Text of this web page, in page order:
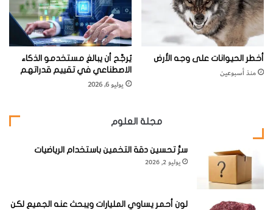
ا
ل
ت
ن
ف
أخطر الحيوانات على وجه الأرض
منذ أسبوعين
يُرجَّح أن يبالغ مستخدمو الذكاء
الاصطناعي في تقييم قدراتهم
يوليو 6, 2026
مجلة العلوم
سرُّ تحسين دقة التخمين باستخدام الرياضيات
يوليو 2, 2026
لون أحمر يساوي المليارات ويبحث عنه الجميع لكن